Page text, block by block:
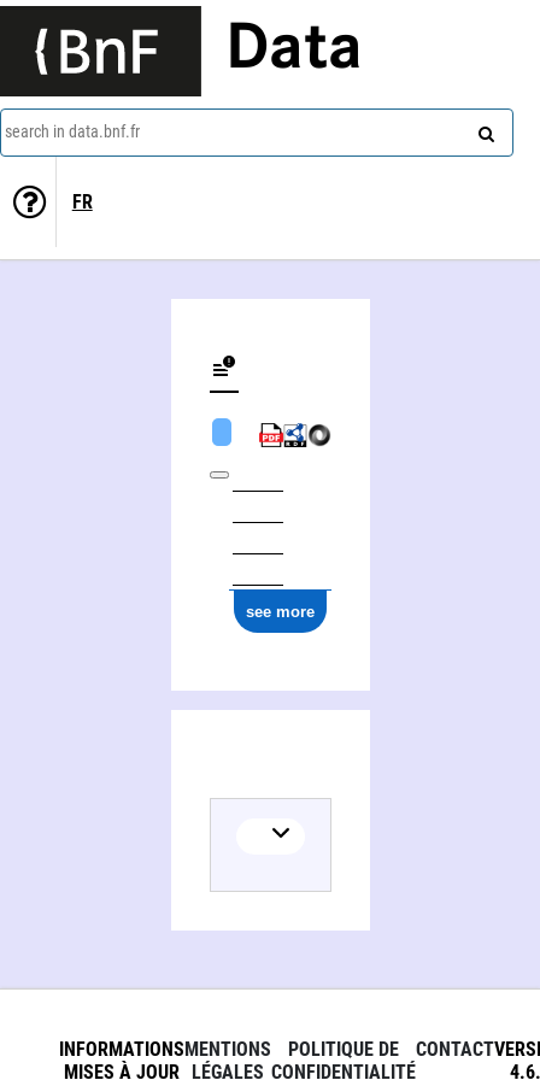
Data
search in data.bnf.fr
FR
see more
INFORMATIONS
MISES À JOUR
MENTIONS
LÉGALES
POLITIQUE DE
CONFIDENTIALITÉ
CONTACT